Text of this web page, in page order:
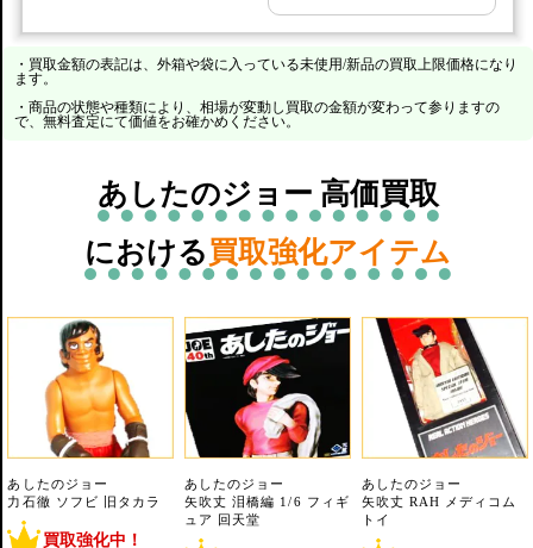
・買取金額の表記は、外箱や袋に入っている未使用/新品の買取上限価格になり
ます。
・商品の状態や種類により、相場が変動し買取の金額が変わって参りますの
で、無料査定にて価値をお確かめください。
あしたのジョー 高価買取
における買取強化アイテム
あしたのジョー
力石徹 ソフビ 旧タカラ
買取強化中！
あしたのジョー
矢吹丈 泪橋編 1/6 フィギ
ュア 回天堂
あしたのジョー
矢吹丈 RAH メディコム
トイ